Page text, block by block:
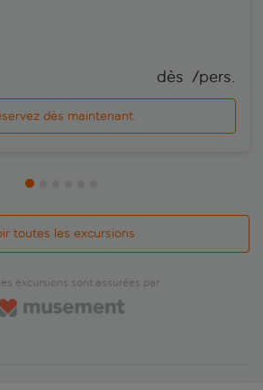
dès /pers.
dès maintenant.
toutes les excursions
excursions sont assurées par